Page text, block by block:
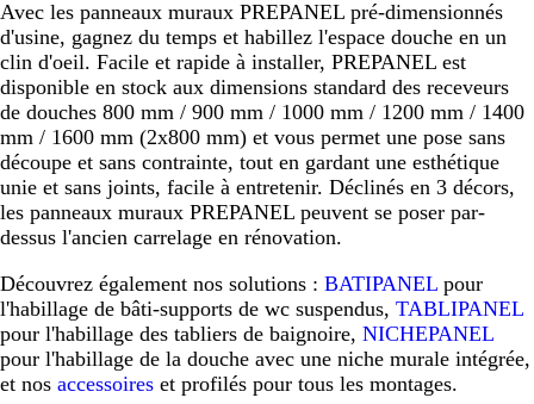
Avec les panneaux muraux PREPANEL pré-dimensionnés
d'usine, gagnez du temps et habillez l'espace douche en un
clin d'oeil. Facile et rapide à installer, PREPANEL est
disponible en stock aux dimensions standard des receveurs
de douches 800 mm / 900 mm / 1000 mm / 1200 mm / 1400
mm / 1600 mm (2x800 mm) et vous permet une pose sans
découpe et sans contrainte, tout en gardant une esthétique
unie et sans joints, facile à entretenir. Déclinés en 3 décors,
les panneaux muraux PREPANEL peuvent se poser par-
dessus l'ancien carrelage en rénovation.
Découvrez également nos solutions : BATIPANEL pour
l'habillage de bâti-supports de wc suspendus, TABLIPANEL
pour l'habillage des tabliers de baignoire, NICHEPANEL
pour l'habillage de la douche avec une niche murale intégrée,
et nos accessoires et profilés pour tous les montages.